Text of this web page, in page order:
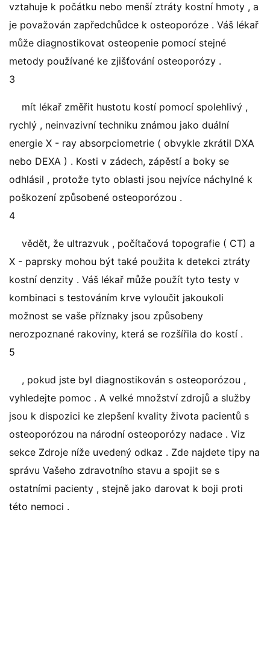
vztahuje k počátku nebo menší ztráty kostní hmoty , a
je považován zapředchůdce k osteoporóze . Váš lékař
může diagnostikovat osteopenie pomocí stejné
metody používané ke zjišťování osteoporózy .
3
mít lékař změřit hustotu kostí pomocí spolehlivý ,
rychlý , neinvazivní techniku ​​známou jako duální
energie X - ray absorpciometrie ( obvykle zkrátil DXA
nebo DEXA ) . Kosti v zádech, zápěstí a boky se
odhlásil , protože tyto oblasti jsou nejvíce náchylné k
poškození způsobené osteoporózou .
4
vědět, že ultrazvuk , počítačová topografie ( CT) a
X - paprsky mohou být také použita k detekci ztráty
kostní denzity . Váš lékař může použít tyto testy v
kombinaci s testováním krve vyloučit jakoukoli
možnost se vaše příznaky jsou způsobeny
nerozpoznané rakoviny, která se rozšířila do kostí .
5
, pokud jste byl diagnostikován s osteoporózou ,
vyhledejte pomoc . A velké množství zdrojů a služby
jsou k dispozici ke zlepšení kvality života pacientů s
osteoporózou na národní osteoporózy nadace . Viz
sekce Zdroje níže uvedený odkaz . Zde najdete tipy na
správu Vašeho zdravotního stavu a spojit se s
ostatními pacienty , stejně jako darovat k boji proti
této nemoci .